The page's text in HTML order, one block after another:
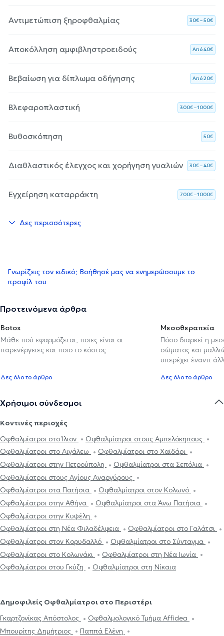
Αντιμετώπιση ξηροφθαλμίας 30€ – 50€
Αποκόλληση αμφιβληστροειδούς Aπό 40€
Βεβαίωση για δίπλωμα οδήγησης Aπό 20€
Βλεφαροπλαστική 300€ – 1000€
Βυθοσκόπηση 50€
Διαθλαστικός έλεγχος και χορήγηση γυαλιών 30€ – 40€
Εγχείρηση καταρράκτη 700€ – 1000€
Δες περισσότερες
Γνωρίζεις τον ειδικό; Βοήθησέ μας να ενημερώσουμε το
προφίλ του
Προτεινόμενα άρθρα
Botox
Μάθε πού εφαρμόζεται, ποιες είναι οι
παρενέργειες και ποιο το κόστος
Δες όλο το άρθρο
Μεσοθεραπεία
Πόσο διαρκεί η
σώματος και
υπερέχει έναντι
Δες όλο το άρθρο
Χρήσιμοι σύνδεσμοι
Κοντινές περιοχές
Οφθαλμίατροι στο Ίλιον
Οφθαλμίατροι στους Αμπελόκηπους
Οφθαλμίατροι στο Αιγάλεω
Οφθαλμίατροι στο Χαϊδάρι
Οφθαλμίατροι στην Πετρούπολη
Οφθαλμίατροι στα Σεπόλια
Οφθαλμίατροι στους Αγίους Αναργύρους
Οφθαλμίατροι στα Πατήσια
Οφθαλμίατροι στον Κολωνό
Οφθαλμίατροι στην Αθήνα
Οφθαλμίατροι στα Άνω Πατήσια
Οφθαλμίατροι στην Κυψέλη
Οφθαλμίατροι στη Νέα Φιλαδέλφεια
Οφθαλμίατροι στο Γαλάτσι
Οφθαλμίατροι στον Κορυδαλλό
Οφθαλμίατροι στο Σύνταγμα
Οφθαλμίατροι στο Κολωνάκι
Οφθαλμίατροι στη Νέα Ιωνία
Οφθαλμίατροι στου Γκύζη
Οφθαλμίατροι στη Νίκαια
Δημοφιλείς Οφθαλμίατροι στο Περιστέρι
Γκαρτζονίκας Απόστολος
Οφθαλμολογικό Τμήμα Affidea
Μπουρίτης Δημήτριος
Παππά Ελένη